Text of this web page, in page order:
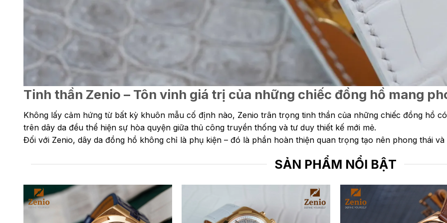
Tinh thần Zenio – Tôn vinh giá trị của những chiếc đồng hồ mang
Không lấy cảm hứng từ bất kỳ khuôn mẫu cố định nào, Zenio trân trọng tinh thần của những chiếc đồng hồ
trên dây da đều thể hiện sự hòa quyện giữa thủ công truyền thống và tư duy thiết kế mới mẻ.
Đối với Zenio, dây da đồng hồ không chỉ là phụ kiện – đó là phần hoàn thiện quan trọng tạo nên phong thái
SẢN PHẨM NỔI BẬT